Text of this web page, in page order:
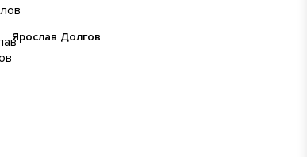
Ярослав Долгов